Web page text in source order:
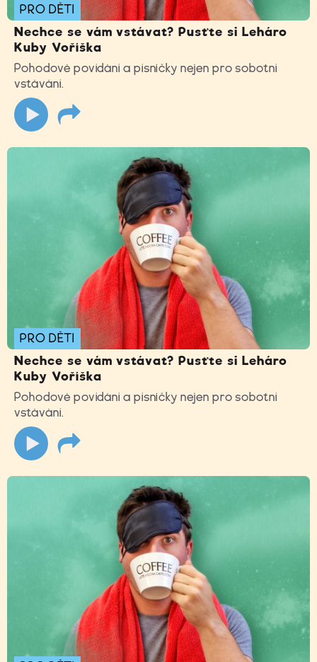
PRO DĚTI
Nechce se vám vstávat? Pusťte si Leháro
Kuby Voříška
Pohodové povídání a písničky nejen pro sobotní
vstávání.
PRO DĚTI
Nechce se vám vstávat? Pusťte si Leháro
Kuby Voříška
Pohodové povídání a písničky nejen pro sobotní
vstávání.